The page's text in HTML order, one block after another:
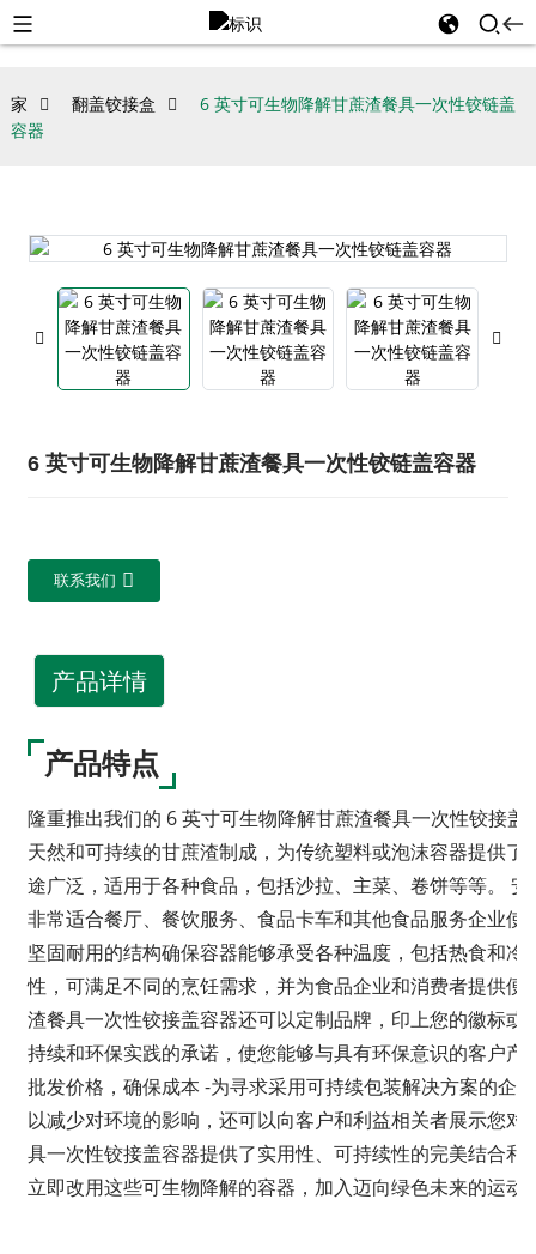
家 翻盖铰接盒
6 英寸可生物降解甘蔗渣餐具一次性铰链盖
容器
6 英寸可生物降解甘蔗渣餐具一次性铰链盖容器
联系我们
产品详情
产品特点
隆重推出我们的 6 英寸可生物降解甘蔗渣餐具一次性铰接
天然和可持续的甘蔗渣制成，为传统塑料或泡沫容器提供
途广泛，适用于各种食品，包括沙拉、主菜、卷饼等等。
非常适合餐厅、餐饮服务、食品卡车和其他食品服务企业
坚固耐用的结构确保容器能够承受各种温度，包括热食和
性，可满足不同的烹饪需求，并为食品企业和消费者提供
渣餐具一次性铰接盖容器还可以定制品牌，印上您的徽标
持续和环保实践的承诺，使您能够与具有环保意识的客户
批发价格，确保成本 -为寻求采用可持续包装解决方案的企
以减少对环境的影响，还可以向客户和利益相关者展示您
具一次性铰接盖容器提供了实用性、可持续性的完美结合
立即改用这些可生物降解的容器，加入迈向绿色未来的运动